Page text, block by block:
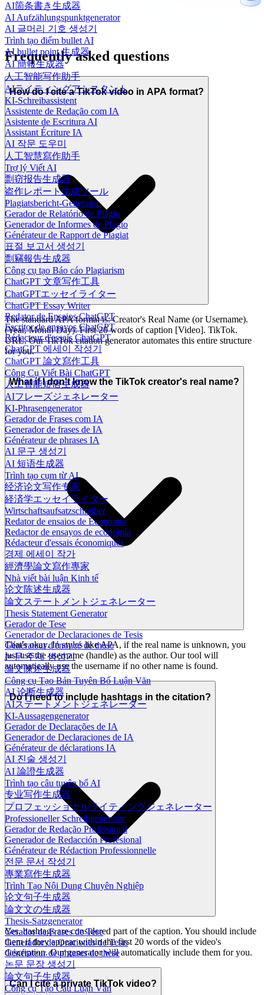
AI箇条書き生成器
AI Aufzählungspunktgenerator
AI 글머리 기호 생성기
Trình tạo điểm bullet AI
AI bullet point 生成器
AI 簡報生成器
人工智能写作助手
AIライティングアシスタント
KI-Schreibassistent
Assistente de Redação com IA
Asistente de Escritura AI
Assistant Écriture IA
AI 작문 도우미
人工智慧寫作助手
Trợ lý Viết AI
剽窃报告生成器
盗作レポート生成ツール
Plagiatsbericht-Generator
Gerador de Relatório de Plágio
Generador de Informes de Plagio
Générateur de Rapport de Plagiat
표절 보고서 생성기
剽竊報告生成器
Công cụ tạo Báo cáo Plagiarism
ChatGPT 文章写作工具
ChatGPTエッセイライター
ChatGPT Essay Writer
Redator de Ensaios ChatGPT
Escritor de ensayos ChatGPT
Rédacteur d'essais ChatGPT
ChatGPT 에세이 작성기
ChatGPT 論文寫作工具
Công Cụ Viết Bài ChatGPT
人工智能短语生成器
AIフレーズジェネレーター
KI-Phrasengenerator
Gerador de Frases com IA
Generador de frases de IA
Générateur de phrases IA
AI 문구 생성기
AI 短语生成器
Trình tạo cụm từ AI
经济论文写作专家
経済学エッセイライター
Wirtschaftsaufsatzschreiber
Redator de ensaios de Economia
Redactor de ensayos de economía
Rédacteur d'essais économiques
경제 에세이 작가
經濟學論文寫作專家
Nhà viết bài luận Kinh tế
论文陈述生成器
論文ステートメントジェネレーター
Thesis Statement Generator
Gerador de Tese
Generador de Declaraciones de Tesis
Générateur d'énoncé de thèse
논문 주제 생성기
論文陳述生成器
Công cụ Tạo Bản Tuyên Bố Luận Văn
AI 论断生成器
AIステートメントジェネレーター
KI-Aussagengenerator
Gerador de Declarações de IA
Generador de Declaraciones de IA
Générateur de déclarations IA
AI 진술 생성기
AI 論證生成器
Trình tạo câu tuyên bố AI
专业写作生成器
プロフェッショナルライティングジェネレーター
Professioneller Schreibgenerator
Gerador de Redação Profissional
Generador de Redacción Profesional
Générateur de Rédaction Professionnelle
전문 문서 작성기
專業寫作生成器
Trình Tạo Nội Dung Chuyên Nghiệp
论文句子生成器
論文文の生成器
Thesis-Satzgenerator
Gerador de Frases de Tese
Generador de Oraciones de Tesis
Générateur de phrases de thèse
논문 문장 생성기
論文句子生成器
Công cụ Tạo Câu Luận Văn
Frequently asked questions
How do I cite a TikTok video in APA format?
The standard APA format is: Creator's Real Name (or Username).
(Year, Month Day). First 20 words of caption [Video]. TikTok.
URL. Our TikTok citation generator automates this entire structure
for you.
What if I don't know the TikTok creator's real name?
That's okay. In styles like APA, if the real name is unknown, you
just use the username (handle) as the author. Our tool will
automatically use the username if no other name is found.
Do I need to include hashtags in the citation?
Yes, hashtags are considered part of the caption. You should include
them if they appear within the first 20 words of the video's
description. Our generator will automatically include them for you.
Can I cite a private TikTok video?